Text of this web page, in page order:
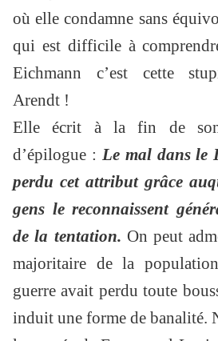
où elle condamne sans
qui est difficile à
Eichmann c’est cette
Arendt !
Elle écrit à la fin de
d’épilogue : Le mal dans le
perdu cet attribut grâce
gens le reconnaissent
de la tentation. On peut
majoritaire de la
guerre avait perdu toute
induit une forme de banalité.